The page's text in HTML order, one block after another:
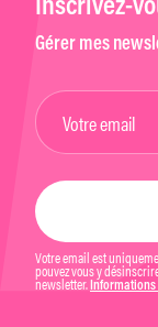
Inscrivez-
Gérer mes
Votre email est
pouvez vous y
newsletter. Informations